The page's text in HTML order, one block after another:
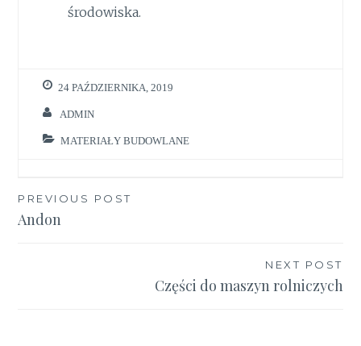
środowiska.
24 PAŹDZIERNIKA, 2019
ADMIN
MATERIAŁY BUDOWLANE
Nawigacja
wpisu
PREVIOUS POST
Andon
NEXT POST
Części do maszyn rolniczych